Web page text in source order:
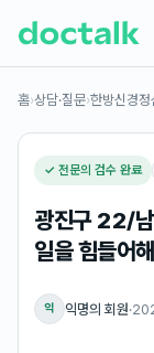
홈›상담·질문›한방신경정
✓ 전문의 검수 완료
광진구 22/
일을 힘들어
익 익명의 회원·